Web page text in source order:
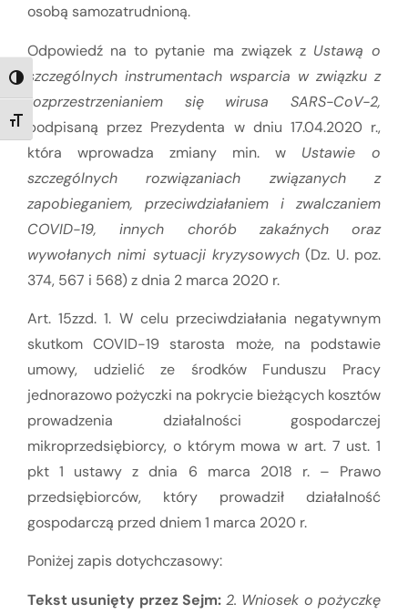
TOGGLE HIGH CONTRAST
TOGGLE FONT SIZE
osobą samozatrudnioną.
Odpowiedź na to pytanie ma związek z Ustawą o
szczególnych instrumentach wsparcia w związku z
rozprzestrzenianiem się wirusa SARS-CoV-2,
podpisaną przez Prezydenta w dniu 17.04.2020 r.,
która wprowadza zmiany min. w Ustawie o
szczególnych rozwiązaniach związanych z
zapobieganiem, przeciwdziałaniem i zwalczaniem
COVID-19, innych chorób zakaźnych oraz
wywołanych nimi sytuacji kryzysowych (Dz. U. poz.
374, 567 i 568) z dnia 2 marca 2020 r.
Art. 15zzd. 1. W celu przeciwdziałania negatywnym
skutkom COVID-19 starosta może, na podstawie
umowy, udzielić ze środków Funduszu Pracy
jednorazowo pożyczki na pokrycie bieżących kosztów
prowadzenia działalności gospodarczej
mikroprzedsiębiorcy, o którym mowa w art. 7 ust. 1
pkt 1 ustawy z dnia 6 marca 2018 r. – Prawo
przedsiębiorców, który prowadził działalność
gospodarczą przed dniem 1 marca 2020 r.
Poniżej zapis dotychczasowy:
Tekst usunięty przez Sejm: 2. Wniosek o pożyczkę